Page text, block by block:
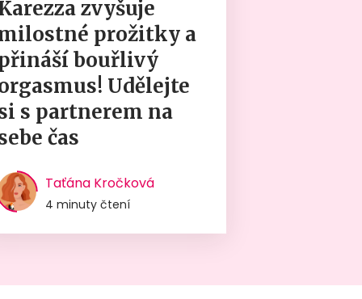
zvyšuje
prožitky a
bouřlivý
Udělejte
s partnerem na
čas
Taťána Kročková
4 minuty čtení